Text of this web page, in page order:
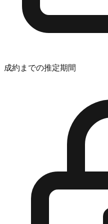
成約までの推定期間